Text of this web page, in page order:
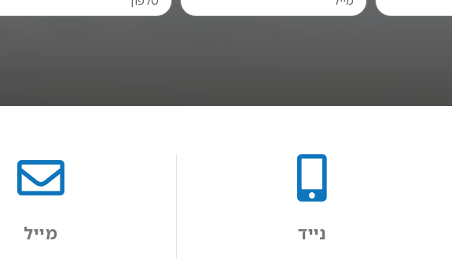
נייד מייל